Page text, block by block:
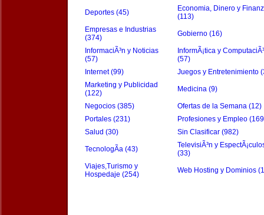
Deportes (45)
Economia, Dinero y
(113)
Empresas e Industrias
(374)
Gobierno (16)
InformaciÃ³n y Noticias
(57)
InformÃ¡tica y
(57)
Internet (99)
Juegos y Entretenimiento
Marketing y Publicidad
(122)
Medicina (9)
Negocios (385)
Ofertas de la Semana (12)
Portales (231)
Profesiones y Empleo
Salud (30)
Sin Clasificar (982)
TecnologÃ­a (43)
TelevisiÃ³n y
(33)
Viajes,Turismo y
Hospedaje (254)
Web Hosting y Dominios